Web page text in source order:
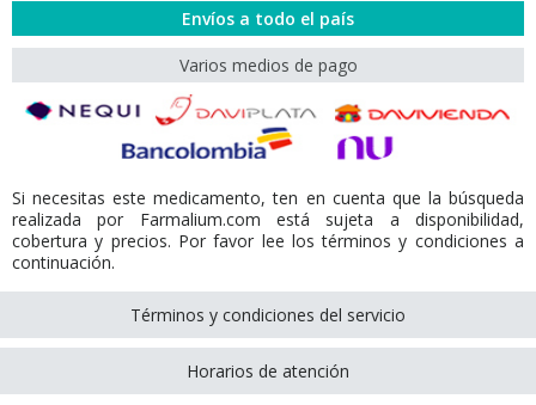
Envíos a todo el país
Varios medios de pago
Si necesitas este medicamento, ten en cuenta que la búsqueda
realizada por Farmalium.com está sujeta a disponibilidad,
cobertura y precios. Por favor lee los términos y condiciones a
continuación.
Términos y condiciones del servicio
Horarios de atención